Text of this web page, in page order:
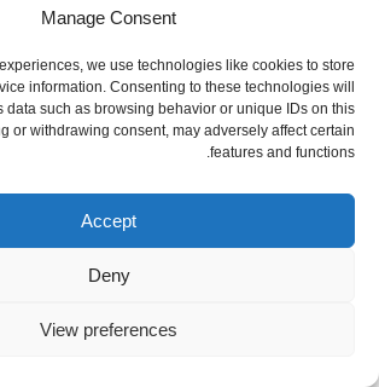
Manage Consent
we use technologies like cookies to store
information. Consenting to these technologies will
data such as browsing behavior or unique IDs on this
or withdrawing consent, may adversely affect certain
features and functions.
Accept
Deny
View preferences
ISN co-hosted a roundtable discussion with
on the recent political turmoil in Egypt
ways to resolve it. Today, we present some
highlights, with a particular emphasis on the
observations made by Dr Maha Azzam.
off by focusing on the ‘narratives’ that the
following response, Dr Azzam focuses on the
and how it has been misused, often with
by media outlets, politicians and others.
the future political trajectory of Egypt
disappear – they just became increasingly